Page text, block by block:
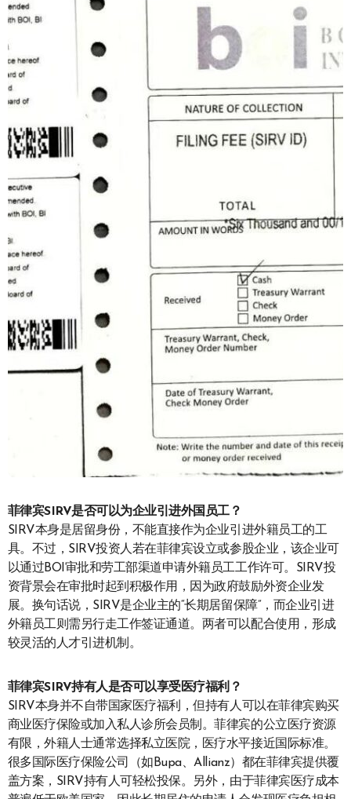
菲律宾SIRV是否可以为企业引进外国员工？
SIRV本身是居留身份，不能直接作为企业引进外籍员工的工
具。不过，SIRV投资人若在菲律宾设立或参股企业，该企业可
以通过BOI审批和劳工部渠道申请外籍员工工作许可。SIRV投
资背景会在审批时起到积极作用，因为政府鼓励外资企业发
展。换句话说，SIRV是企业主的“长期居留保障”，而企业引进
外籍员工则需另行走工作签证通道。两者可以配合使用，形成
较灵活的人才引进机制。
菲律宾SIRV持有人是否可以享受医疗福利？
SIRV本身并不自带国家医疗福利，但持有人可以在菲律宾购买
商业医疗保险或加入私人诊所会员制。菲律宾的公立医疗资源
有限，外籍人士通常选择私立医院，医疗水平接近国际标准。
很多国际医疗保险公司（如Bupa、Allianz）都在菲律宾提供覆
盖方案，SIRV持有人可轻松投保。另外，由于菲律宾医疗成本